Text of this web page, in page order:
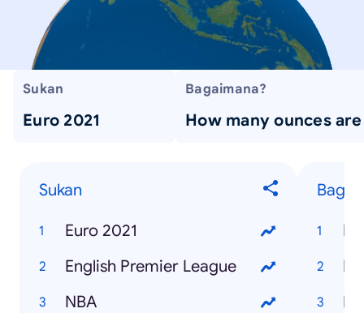
Sukan
Euro 2021
Bagaimana?
How many ounces
Sukan
Euro 2021
English Premier League
NBA